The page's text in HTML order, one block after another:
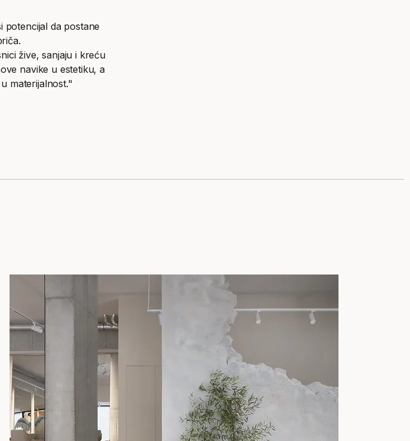
potencijal da postane
žive, sanjaju i kreću
navike u estetiku, a
materijalnost."